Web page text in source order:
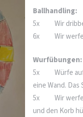
Ballhandling:
5x Wir
6x Wir werfen
Wurfübungen:
5x Würfe auf
eine Wand.
5x Wir werfen
und den Korb